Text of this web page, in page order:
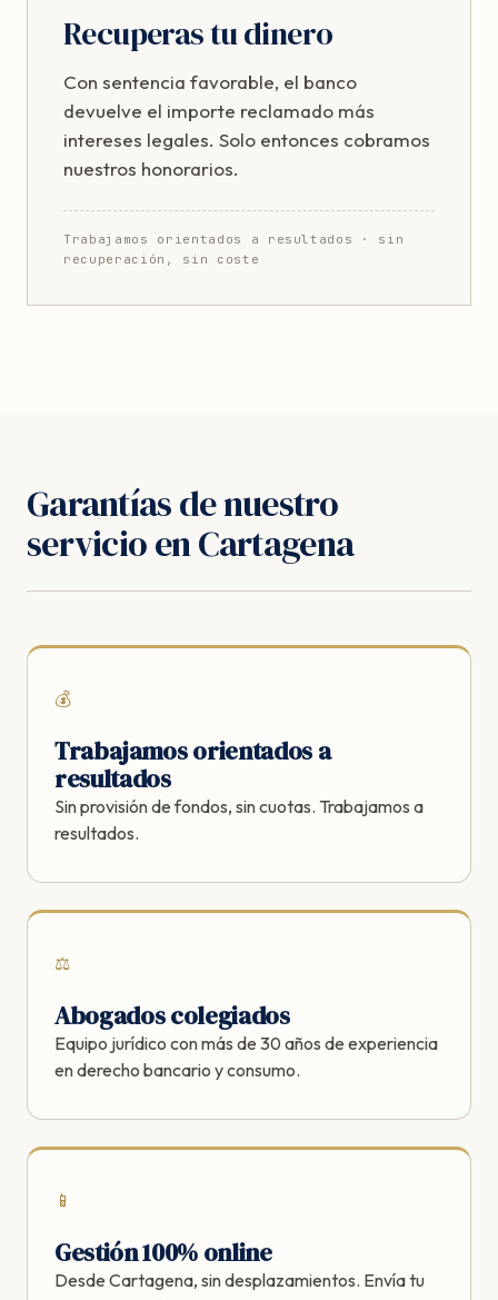
Recuperas tu dinero
Con sentencia favorable, el banco
devuelve el importe reclamado más
intereses legales. Solo entonces cobramos
nuestros honorarios.
Trabajamos orientados a resultados · sin
recuperación, sin coste
Garantías de nuestro
servicio en Cartagena
💰
Trabajamos orientados a
resultados
Sin provisión de fondos, sin cuotas. Trabajamos a
resultados.
⚖️
Abogados colegiados
Equipo jurídico con más de 30 años de experiencia
en derecho bancario y consumo.
📱
Gestión 100% online
Desde Cartagena, sin desplazamientos. Envía tu